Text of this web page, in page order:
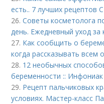
есть.. 7 лучших рецептов
26.Советы косметолога
день. Ежедневный уход за
27. Как сообщить о
когда рассказывать всем
28. 12 необычных
беременности :: Инфониак
29. Рецепт пальчиковых
условиях. Мастер-класс